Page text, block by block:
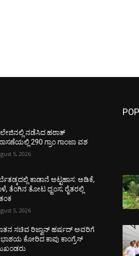
ನಡೆಸಿದ ಹಠಾತ್
290 ಗ್ರಾಂ ಗಾಂಜಾ ವಶ
5, 2026
ಕಾಡಾನೆ ಅಟ್ಟಹಾಸ: ಅಡಿಕೆ,
ತೆಂಗಿನ ತೋಟ ಧ್ವಂಸ; ರೈತರಲ್ಲಿ
5, 2026
ಸಚಿವ ರಿಜ್ವಾನ್ ಹರ್ಷದ್ ಅವರಿಗೆ
ಕೋರಿದ ಕಾಪು ಕಾಂಗ್ರೆಸ್